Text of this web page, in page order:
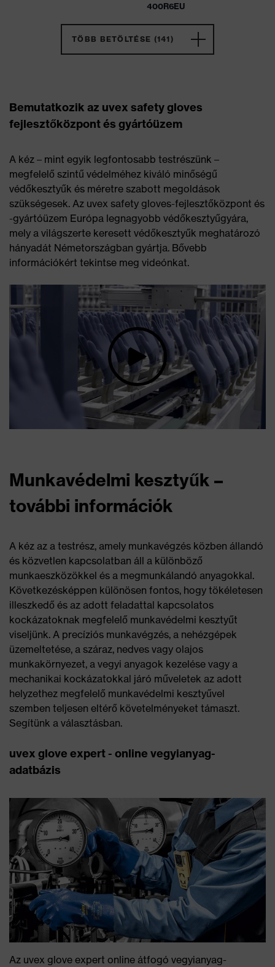
400R6EU
TÖBB BETÖLTÉSE (141)
Bemutatkozik az uvex safety gloves
fejlesztőközpont és gyártóüzem
A kéz – mint egyik legfontosabb testrészünk –
megfelelő szintű védelméhez kiváló minőségű
védőkesztyűk és méretre szabott megoldások
szükségesek. Az uvex safety gloves-fejlesztőközpont és
-gyártóüzem Európa legnagyobb védőkesztyűgyára,
mely a világszerte keresett védőkesztyűk meghatározó
hányadát Németországban gyártja. Bővebb
információkért tekintse meg videónkat.
Munkavédelmi kesztyűk –
további információk
A kéz az a testrész, amely munkavégzés közben állandó
és közvetlen kapcsolatban áll a különböző
munkaeszközökkel és a megmunkálandó anyagokkal.
Következésképpen különösen fontos, hogy tökéletesen
illeszkedő és az adott feladattal kapcsolatos
kockázatoknak megfelelő munkavédelmi kesztyűt
viseljünk. A precíziós munkavégzés, a nehézgépek
üzemeltetése, a száraz, nedves vagy olajos
munkakörnyezet, a vegyi anyagok kezelése vagy a
mechanikai kockázatokkal járó műveletek az adott
helyzethez megfelelő munkavédelmi kesztyűvel
szemben teljesen eltérő követelményeket támaszt.
Segítünk a választásban.
uvex glove expert - online vegyianyag-
adatbázis
Az uvex glove expert online átfogó vegyianyag-